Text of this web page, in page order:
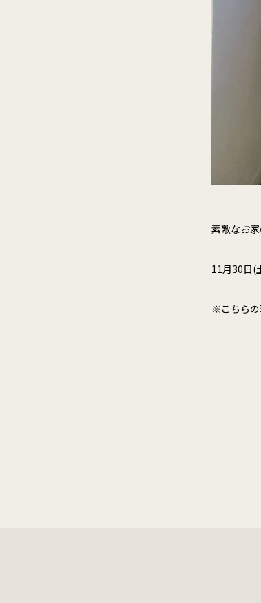
素敵なお
11月30日(
※こちらの